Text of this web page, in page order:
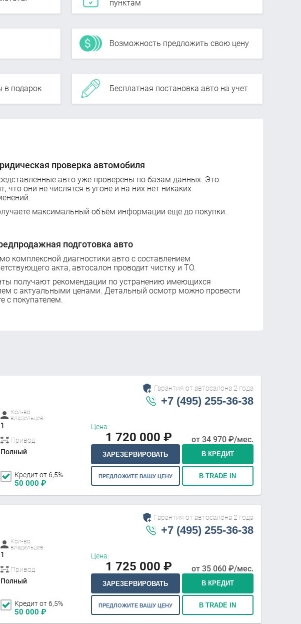
пунктам
Возможность предложить свою цену
в подарок Бесплатная постановка авто на учет
проверка автомобиля
авто уже проверены по базам данных. Это
что они не числятся в угоне и на них нет никаких
максимальный объём информации еще до покупки.
подготовка авто
комплексной диагностики авто с составлением
акта, автосалон проводит чистку и ТО.
получают рекомендации по устранению имеющихся
с актуальными ценами. Детальный осмотр можно провести
с покупателем.
Кол-во
владельцев
1
Привод
Полный
Кредит от 6,5%
50 000 ₽
Гарантия от автосалона 2 года
+7 (495) 255-36-38
Цена:
1 720 000 ₽ от 34 970₽/мес.
ЗАРЕЗЕРВИРОВАТЬ В КРЕДИТ
ПРЕДЛОЖИТЕ ВАШУ ЦЕНУ В TRADE IN
Кол-во
владельцев
1
Привод
Полный
Кредит от 6,5%
50 000 ₽
Гарантия от автосалона 2 года
+7 (495) 255-36-38
Цена:
1 725 000 ₽ от 35 060₽/мес.
ЗАРЕЗЕРВИРОВАТЬ В КРЕДИТ
ПРЕДЛОЖИТЕ ВАШУ ЦЕНУ В TRADE IN